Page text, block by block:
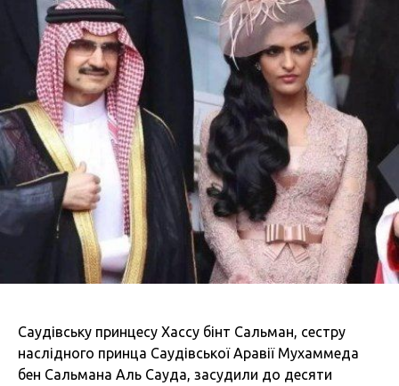
Саудівську принцесу Хассу бінт Сальман, сестру
наслідного принца Саудівської Аравії Мухаммеда
бен Сальмана Аль Сауда, засудили до десяти